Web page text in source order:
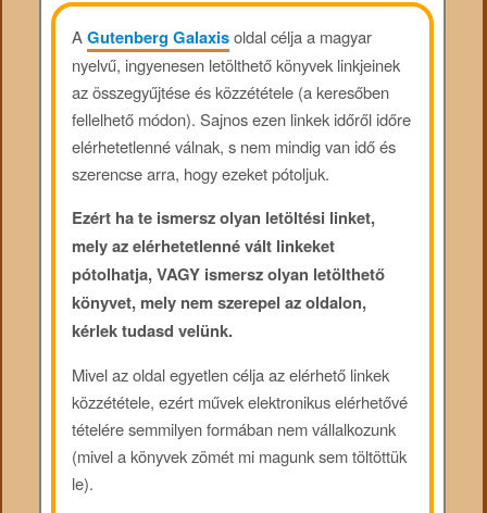
AGutenberg Galaxisoldal célja a magyar
nyelvű, ingyenesen letölthető könyvek linkjeinek
az összegyűjtése és közzététele (a keresőben
fellelhető módon). Sajnos ezen linkek időről időre
elérhetetlenné válnak, s nem mindig van idő és
szerencse arra, hogy ezeket pótoljuk.
Ezért ha te ismersz olyan letöltési linket,
mely az elérhetetlenné vált linkeket
pótolhatja, VAGY ismersz olyan letölthető
könyvet, mely nem szerepel az oldalon,
kérlek tudasd velünk.
Mivel az oldal egyetlen célja az elérhető linkek
közzététele, ezért művek elektronikus elérhetővé
tételére semmilyen formában nem vállalkozunk
(mivel a könyvek zömét mi magunk sem töltöttük
le).